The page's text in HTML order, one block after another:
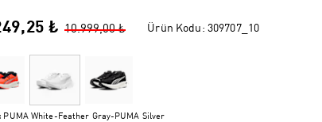
₺ 10.999,00 ₺ Ürün Kodu: 309707_10
PUMA White-Feather Gray-PUMA Silver